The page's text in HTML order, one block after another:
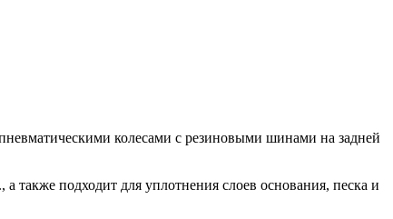
колесами с резиновыми шинами на задней
также подходит для уплотнения слоев основания, песка и